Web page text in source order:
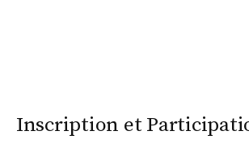
Inscription et